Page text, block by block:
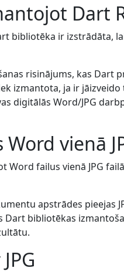
Dart
bibliotēka ir izstrādāta,
risinājums, kas
izmantota, ja ir
digitālās Word/JPG
vienā
failus vienā JPG
apstrādes pieejas
Dart bibliotēkas